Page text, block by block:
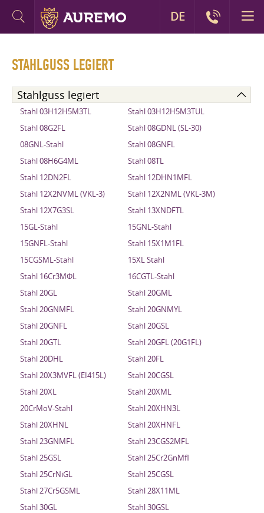
STAHLGUSS LEGIERT
Stahlguss legiert
Stahl 03H12H5M3TL
Stahl 03H12H5M3TUL
Stahl 08G2FL
Stahl 08GDNL (SL-30)
08GNL-Stahl
Stahl 08GNFL
Stahl 08H6G4ML
Stahl 08TL
Stahl 12DN2FL
Stahl 12DHN1MFL
Stahl 12X2NVML (VKL-3)
Stahl 12X2NML (VKL-3M)
Stahl 12X7G3SL
Stahl 13XNDFTL
15GL-Stahl
15GNL-Stahl
15GNFL-Stahl
Stahl 15X1M1FL
15CGSML-Stahl
15XL Stahl
Stahl 16Cr3MФL
16CGTL-Stahl
Stahl 20GL
Stahl 20GML
Stahl 20GNMFL
Stahl 20GNMYL
Stahl 20GNFL
Stahl 20GSL
Stahl 20GTL
Stahl 20GFL (20G1FL)
Stahl 20DHL
Stahl 20FL
Stahl 20X3MVFL (EI415L)
Stahl 20CGSL
Stahl 20XL
Stahl 20XML
20CrMoV-Stahl
Stahl 20XHN3L
Stahl 20XHNL
Stahl 20XHNFL
Stahl 23GNMFL
Stahl 23CGS2MFL
Stahl 25GSL
Stahl 25Cr2GnMfl
Stahl 25CrNiGL
Stahl 25CGSL
Stahl 27Cr5GSML
Stahl 28X11ML
Stahl 30GL
Stahl 30GSL
DE